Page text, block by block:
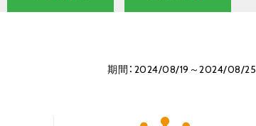
期間：2024/08/19～2024/08/25